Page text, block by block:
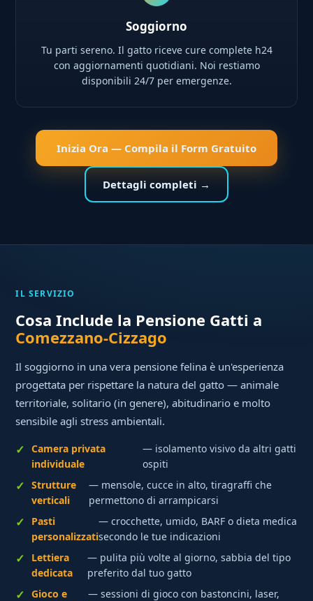
Soggiorno
Tu parti sereno. Il gatto riceve cure complete h24
con aggiornamenti quotidiani. Noi restiamo
disponibili 24/7 per emergenze.
Inizia Ora — Compila il Form Gratuito
Dettagli completi →
IL SERVIZIO
Cosa Include la Pensione Gatti a
Comezzano-Cizzago
Il soggiorno in una vera pensione felina è un'esperienza
progettata per rispettare la natura del gatto — animale
territoriale, solitario (in genere), abitudinario e molto
sensibile agli stress ambientali.
Camera privata
individuale
— isolamento visivo da altri gatti
ospiti
Strutture
verticali
— mensole, cucce in alto, tiragraffi che
permettono di arrampicarsi
Pasti
personalizzati
— crocchette, umido, BARF o dieta medica
secondo le tue indicazioni
Lettiera
dedicata
— pulita più volte al giorno, sabbia del tipo
preferito dal tuo gatto
Gioco e
— sessioni di gioco con bastoncini, laser,